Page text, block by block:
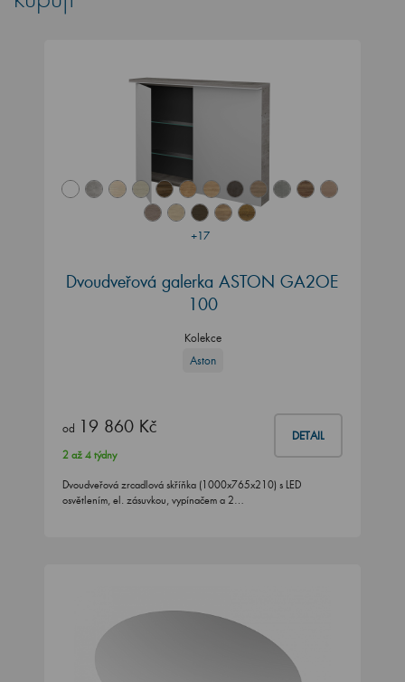
+17
Dvoudveřová galerka ASTON GA2OE
100
Kolekce
Aston
od 19 860 Kč DETAIL
2 až 4 týdny
Dvoudveřová zrcadlová skříňka (1000x765x210) s LED
osvětlením, el. zásuvkou, vypínačem a 2…